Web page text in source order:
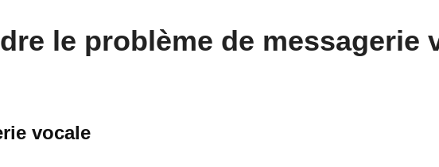
le problème de messagerie
vocale